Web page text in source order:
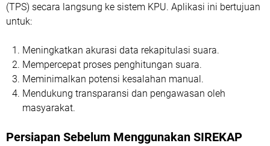
(TPS) secara langsung ke sistem KPU. Aplikasi ini bertujuan
untuk:
Meningkatkan akurasi data rekapitulasi suara.
Mempercepat proses penghitungan suara.
Meminimalkan potensi kesalahan manual.
Mendukung transparansi dan pengawasan oleh
masyarakat.
Persiapan Sebelum Menggunakan SIREKAP